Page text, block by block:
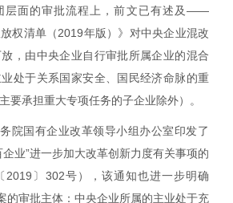
层面的审批流程上，前文已有述及——
权清单（2019年版）》对中央企业混改
，由中央企业自行审批所属企业的混合
处于关系国家安全、国民经济命脉的重
要承担重大专项任务的子企业除外）。
院国有企业改革领导小组办公室印发了
企业”进一步加大改革创新力度有关事项的
2019 〕 302号），该通知也进一步明确
的审批主体：中央企业所属的主业处于充